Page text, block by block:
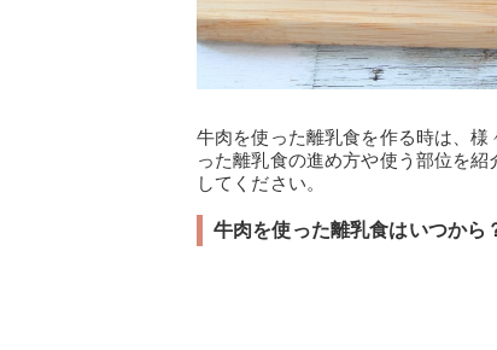
牛肉を使った離乳食を作る時は、
った離乳食の進め方や使う部位を
してください。
牛肉を使った離乳食はいつから